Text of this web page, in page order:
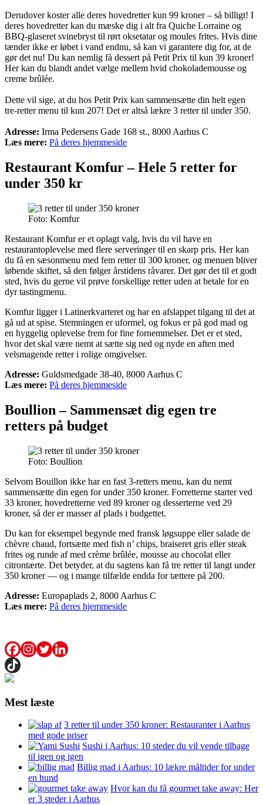
Derudover koster alle deres hovedretter kun 99 kroner – så billigt! I
deres hovedretter kan du mæske dig i alt fra Quiche Lorraine og
BBQ-glaseret svinebryst til rørt oksetatar og moules frites. Hvis dine
tænder ikke er løbet i vand endnu, så kan vi garantere dig for, at de
gør det nu! Du kan nemlig få dessert på Petit Prix til kun 39 kroner!
Her kan du blandt andet vælge mellem hvid chokolademousse og
creme brûlée.
Dette vil sige, at du hos Petit Prix kan sammensætte din helt egen
tre-retter menu til kun 207! Det er altså lækre 3 retter til under 350.
Adresse: Irma Pedersens Gade 168 st., 8000 Aarhus C
Læs mere: På deres hjemmeside
Restaurant Komfur – Hele 5 retter for
under 350 kr
Foto: Komfur
Restaurant Komfur er et oplagt valg, hvis du vil have en
restaurantoplevelse med flere serveringer til en skarp pris. Her kan
du få en sæsonmenu med fem retter til 300 kroner, og menuen bliver
løbende skiftet, så den følger årstidens råvarer. Det gør det til et godt
sted, hvis du gerne vil prøve forskellige retter uden at betale for en
dyr tastingmenu.
Komfur ligger i Latinerkvarteret og har en afslappet tilgang til det at
gå ud at spise. Stemningen er uformel, og fokus er på god mad og
en hyggelig oplevelse frem for fine fornemmelser. Det er et sted,
hvor det skal være nemt at sætte sig ned og nyde en aften med
velsmagende retter i rolige omgivelser.
Adresse: Guldsmedgade 38-40, 8000 Aarhus C
Læs mere: På deres hjemmeside
Boullion – Sammensæt dig egen tre
retters på budget
Foto: Boullion
Selvom Bouillon ikke har en fast 3-retters menu, kan du nemt
sammensætte din egen for under 350 kroner. Forretterne starter ved
33 kroner, hovedretterne ved 89 kroner og desserterne ved 29
kroner, så der er masser af plads i budgettet.
Du kan for eksempel begynde med fransk løgsuppe eller salade de
chèvre chaud, fortsætte med fish n’ chips, braiseret gris eller steak
frites og runde af med crème brûlée, mousse au chocolat eller
citrontærte. Det betyder, at du sagtens kan få tre retter til langt under
350 kroner — og i mange tilfælde endda for tættere på 200.
Adresse: Europaplads 2, 8000 Aarhus C
Læs mere: På deres hjemmeside
Mest læste
3 retter til under 350 kroner: Restauranter i Aarhus
med gode priser
Sushi i Aarhus: 10 steder du vil vende tilbage
til igen og igen
Billig mad i Aarhus: 10 lækre måltider for under
en hund
Hvor kan du få gourmet take away: Her
er 3 steder i Aarhus